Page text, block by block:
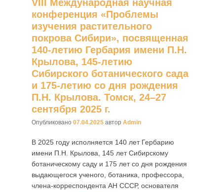
VIII Международная научная
конференция «Проблемы
изучения растительного
покрова Сибири», посвященная
140-летию Гербария имени П.Н.
Крылова, 145-летию
Сибирского ботанического сада
и 175-летию со дня рождения
П.Н. Крылова. Томск, 24–27
сентября 2025 г.
Опубликовано 07.04.2025 автор Admin
В 2025 году исполняется 140 лет Гербарию
имени П.Н. Крылова, 145 лет Сибирскому
ботаническому саду и 175 лет со дня рождения
выдающегося ученого, ботаника, профессора,
члена-корреспондента АН СССР, основателя